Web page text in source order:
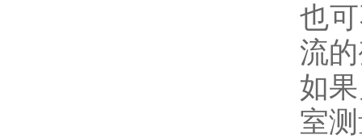
也
流
如
室